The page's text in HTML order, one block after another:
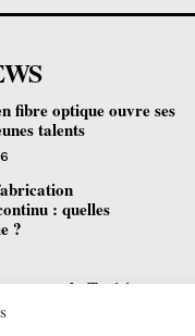
fibre optique ouvre ses
talents
: quelles
?
la Tunisie est
de l’inclusion